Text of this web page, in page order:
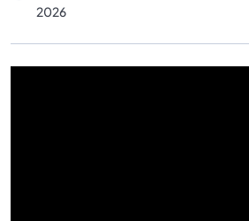
2026